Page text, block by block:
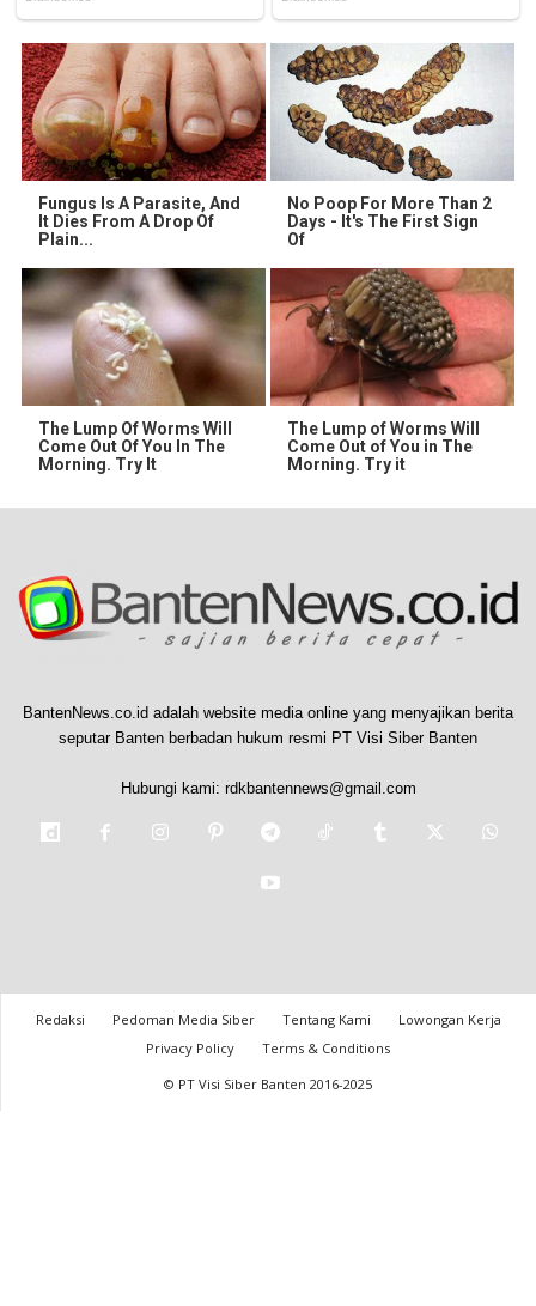
Fungus Is A Parasite, And
It Dies From A Drop Of
Plain...
No Poop For More Than 2
Days - It's The First Sign
Of
The Lump Of Worms Will
Come Out Of You In The
Morning. Try It
The Lump of Worms Will
Come Out of You in The
Morning. Try it
BantenNews.co.id adalah website media online yang menyajikan berita
seputar Banten berbadan hukum resmi PT Visi Siber Banten
Hubungi kami: rdkbantennews@gmail.com
Redaksi Pedoman Media Siber Tentang Kami
Lowongan Kerja
Privacy Policy
Terms & Conditions
© PT Visi Siber Banten 2016-2025